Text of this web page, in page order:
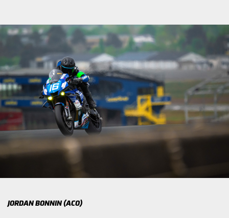
JORDAN BONNIN (ACO)